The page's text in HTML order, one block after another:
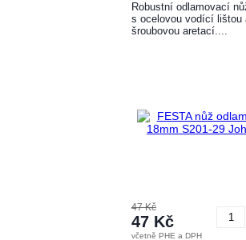
Robustní odlamovací
s ocelovou vodící lištou
šroubovou aretací....
47 Kč
47 Kč
včetně PHE a DPH